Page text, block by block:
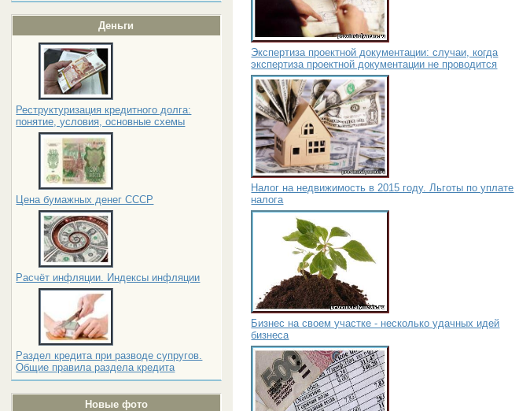
Деньги
Реструктуризация кредитного долга:
понятие, условия, основные схемы
Цена бумажных денег СССР
Расчёт инфляции. Индексы инфляции
Раздел кредита при разводе супругов.
Общие правила раздела кредита
Новые фото
Экспертиза проектной документации: случаи, когда
экспертиза проектной документации не проводится
Налог на недвижимость в 2015 году. Льготы по уплате
налога
Бизнес на своем участке - несколько удачных идей
бизнеса